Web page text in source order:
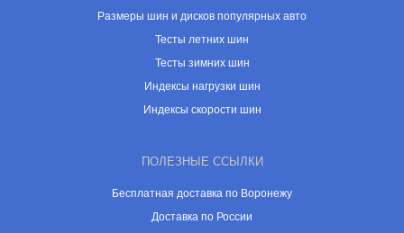
Размеры шин и дисков популярных авто
Тесты летних шин
Тесты зимних шин
Индексы нагрузки шин
Индексы скорости шин
ПОЛЕЗНЫЕ ССЫЛКИ
Бесплатная доставка по Воронежу
Доставка по России